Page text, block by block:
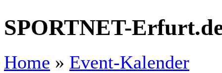
SPORTNET-
Home » Event-Kalender